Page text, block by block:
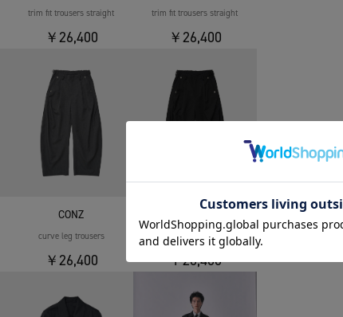
trim fit trousers straight
￥26,400
trim fit trousers straight
￥26,400
CONZ
curve leg trousers
￥26,400
curve leg trousers
￥26,400